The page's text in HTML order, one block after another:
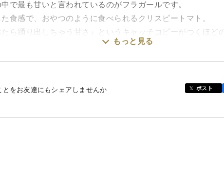
で最も甘いと言われているのがフラガールです。
食感で、おやつのように食べられるクリスピートマト。
たら踊り出しちゃう甘さ』というキャッチコピーがつくほど
もっと見る
とをお友達にもシェアしませんか ポスト